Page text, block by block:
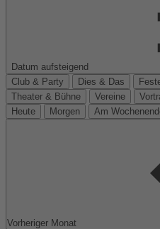
Datum aufsteigend
Club & Party
Dies & Das
Theater & Bühne
Vereine
Heute
Morgen Am
Vorheriger Monat